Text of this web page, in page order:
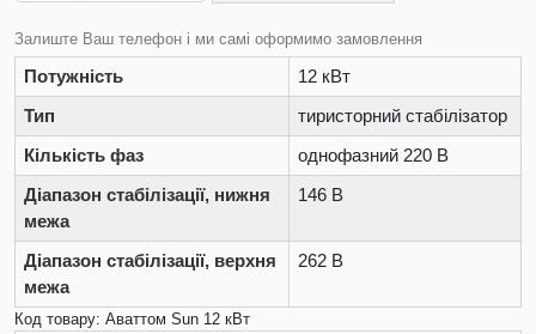
Залиште Ваш телефон і ми самі оформимо замовлення
Потужність
12 кВт
Тип
тиристорний стабілізатор
Кількість фаз
однофазний 220 В
Діапазон стабілізації, нижня
межа
146 В
Діапазон стабілізації, верхня
межа
262 В
Код товару: Аваттом Sun 12 кВт